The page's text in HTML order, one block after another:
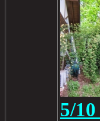
5/